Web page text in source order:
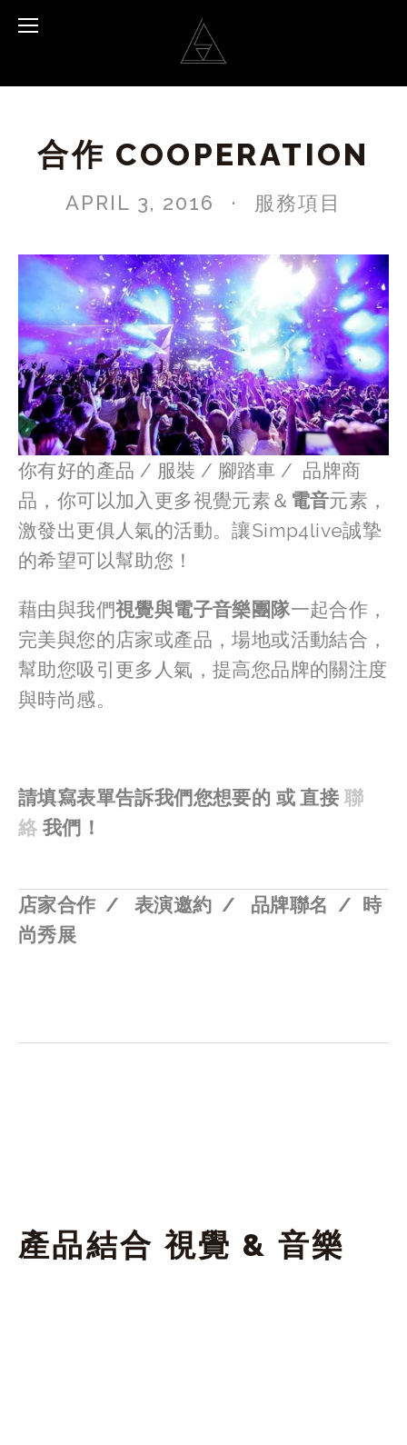
合作 COOPERATION
APRIL 3, 2016 服務項目
你有好的產品 / 服裝 / 腳踏車 / 品牌商
品，你可以加入更多視覺元素＆ 電音元素，
激發出更俱人氣的活動。讓Simp4live誠摯
的希望可以幫助您！
藉由與我們視覺與電子音樂團隊一起合作，
完美與您的店家或產品，場地或活動結合，
幫助您吸引更多人氣，提高您品牌的關注度
與時尚感。
請填寫表單告訴我們您想要的 或 直接 聯
絡 我們！
店家合作 / 表演邀約 / 品牌聯名 / 時
尚秀展
產品結合 視覺 & 音樂